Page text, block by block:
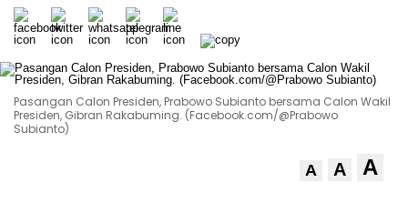
Pasangan Calon Presiden, Prabowo Subianto bersama Calon Wakil
Presiden, Gibran Rakabuming. (Facebook.com/@Prabowo
Subianto)
A A A